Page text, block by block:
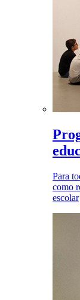
Para
como
escolar